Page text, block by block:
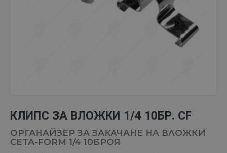
КЛИПС ЗА ВЛОЖКИ 1/4 10БР. CF
ОРГАНАЙЗЕР ЗА ЗАКАЧАНЕ НА ВЛОЖКИ
CETA-FORM 1/4 10БРОЯ